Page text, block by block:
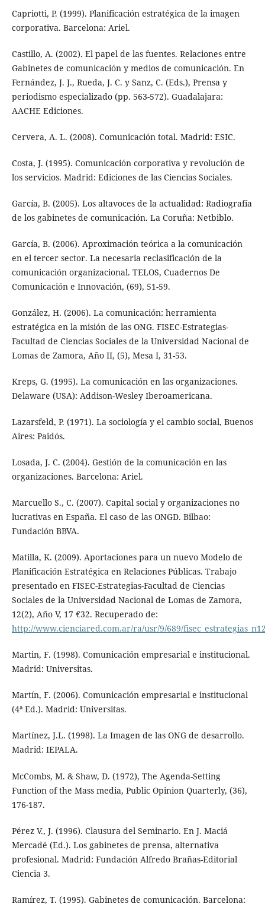
Capriotti, P. (1999). Planificación estratégica de la imagen
corporativa. Barcelona: Ariel.
Castillo, A. (2002). El papel de las fuentes. Relaciones entre
Gabinetes de comunicación y medios de comunicación. En
Fernández, J. J., Rueda, J. C. y Sanz, C. (Eds.), Prensa y
periodismo especializado (pp. 563-572). Guadalajara:
AACHE Ediciones.
Cervera, A. L. (2008). Comunicación total. Madrid: ESIC.
Costa, J. (1995). Comunicación corporativa y revolución de
los servicios. Madrid: Ediciones de las Ciencias Sociales.
García, B. (2005). Los altavoces de la actualidad: Radiografía
de los gabinetes de comunicación. La Coruña: Netbiblo.
García, B. (2006). Aproximación teórica a la comunicación
en el tercer sector. La necesaria reclasificación de la
comunicación organizacional. TELOS, Cuadernos De
Comunicación e Innovación, (69), 51-59.
González, H. (2006). La comunicación: herramienta
estratégica en la misión de las ONG. FISEC-Estrategias-
Facultad de Ciencias Sociales de la Universidad Nacional de
Lomas de Zamora, Año II, (5), Mesa I, 31-53.
Kreps, G. (1995). La comunicación en las organizaciones.
Delaware (USA): Addison-Wesley Iberoamericana.
Lazarsfeld, P. (1971). La sociología y el cambio social, Buenos
Aires: Paidós.
Losada, J. C. (2004). Gestión de la comunicación en las
organizaciones. Barcelona: Ariel.
Marcuello S., C. (2007). Capital social y organizaciones no
lucrativas en España. El caso de las ONGD. Bilbao:
Fundación BBVA.
Matilla, K. (2009). Aportaciones para un nuevo Modelo de
Planificación Estratégica en Relaciones Públicas. Trabajo
presentado en FISEC-Estrategias-Facultad de Ciencias
Sociales de la Universidad Nacional de Lomas de Zamora,
12(2), Año V, 17 €32. Recuperado de:
http://www.cienciared.com.ar/ra/usr/9/689/
Martin, F. (1998). Comunicación empresarial e institucional.
Madrid: Universitas.
Martín, F. (2006). Comunicación empresarial e institucional
(4ª Ed.). Madrid: Universitas.
Martínez, J.L. (1998). La Imagen de las ONG de desarrollo.
Madrid: IEPALA.
McCombs, M. & Shaw, D. (1972), The Agenda-Setting
Function of the Mass media, Public Opinion Quarterly, (36),
176-187.
Pérez V., J. (1996). Clausura del Seminario. En J. Maciá
Mercadé (Ed.). Los gabinetes de prensa, alternativa
profesional. Madrid: Fundación Alfredo Brañas-Editorial
Ciencia 3.
Ramírez, T. (1995). Gabinetes de comunicación. Barcelona: